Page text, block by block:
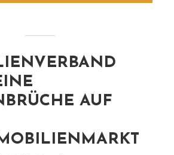
AUF